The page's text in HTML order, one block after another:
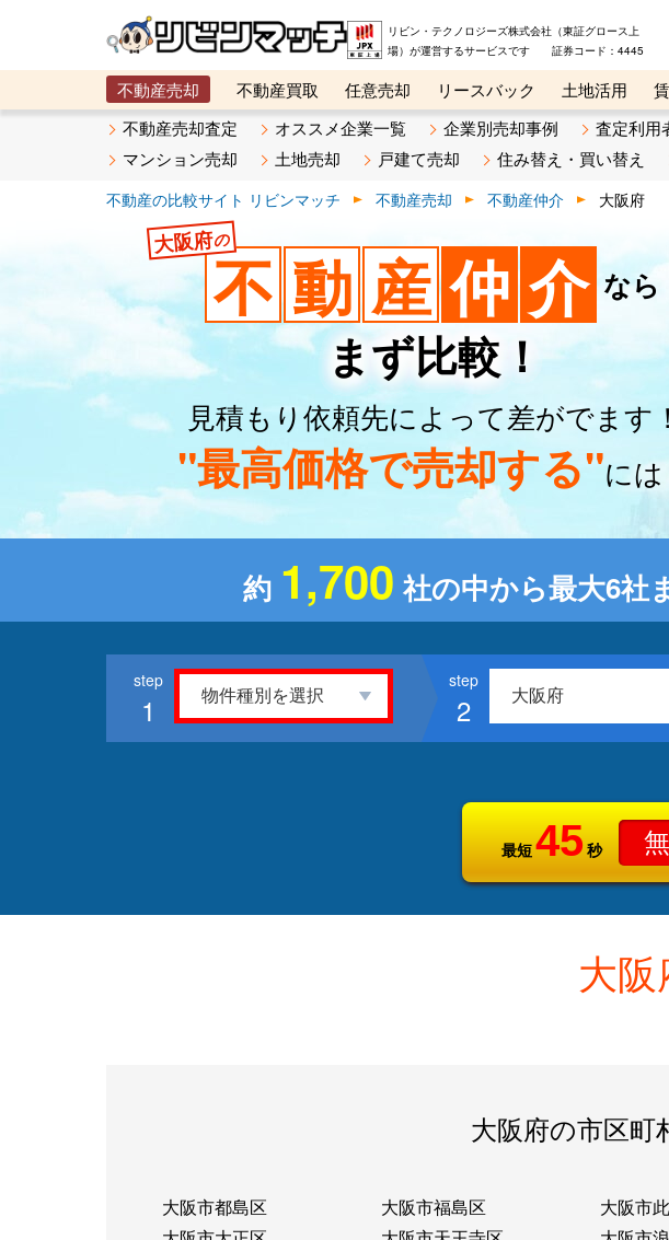
リビン・テクノロジーズ株式会社（東証グロース上
場）が運営するサービスです 証券コード：4445
不動産売却 不動産買取 任意売却 リースバック 土地活用
メタ住宅展示場
ベスト不動産カンパニー オンライン講座 リビンマ
不動産売却査定 オススメ企業一覧 企業別売却事例 査定利用
マンション売却
土地売却 戸建て売却 住み替え・買い替え
不動産の比較サイト リビンマッチ 不動産売却 不動産仲介 大阪府
大阪府の
不 動 産 仲 介 なら
まず比較！
見積もり依頼先によって差がでます！
"最高価格で売却する"に
約 1,700 社の中から最大6社
1 2
最短45 秒
大阪
大阪府の市区町
大阪市都島区 大阪市福島区 大阪市